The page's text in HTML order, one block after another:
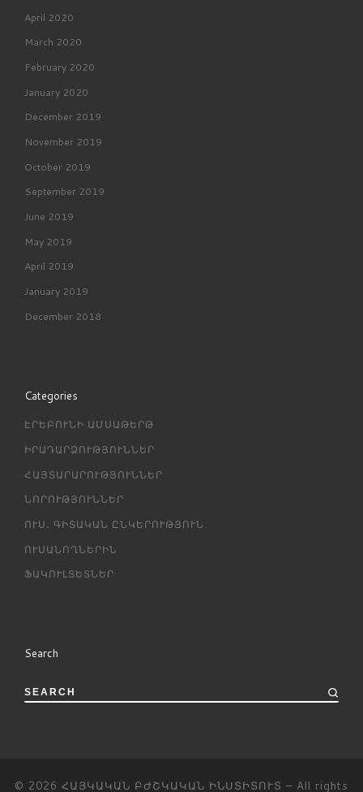
April 2020
March 2020
February 2020
January 2020
December 2019
November 2019
October 2019
September 2019
June 2019
May 2019
April 2019
January 2019
December 2018
Categories
ԷՐԵԲՈՒՆԻ ԱՄՍԱԹԵՐԹ
ԻՐԱԴԱՐՁՈՒԹՅՈՒՆՆԵՐ
ՀԱՅՏԱՐԱՐՈՒԹՅՈՒՆՆԵՐ
ՆՈՐՈՒԹՅՈՒՆՆԵՐ
ՈՒՍ․ ԳԻՏԱԿԱՆ ԸՆԿԵՐՈՒԹՅՈՒՆ
ՈՒՍԱՆՈՂՆԵՐԻՆ
ՖԱԿՈՒԼՏԵՏՆԵՐ
Search
SEARCH
© 2026 ՀԱՅԿԱԿԱՆ ԲԺՇԿԱԿԱՆ ԻՆՍՏԻՏՈՒՏ – All rights